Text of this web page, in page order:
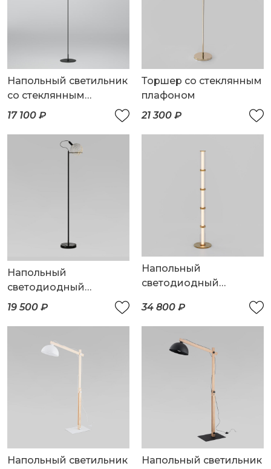
Напольный светильник
со стеклянным
плафоном
17 100 ₽
Торшер со стеклянным
плафоном
21 300 ₽
Напольный
светодиодный
светильник с
19 500 ₽
Напольный
светодиодный
34 800 ₽
Напольный светильник Напольный светильник